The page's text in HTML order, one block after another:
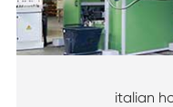
italian